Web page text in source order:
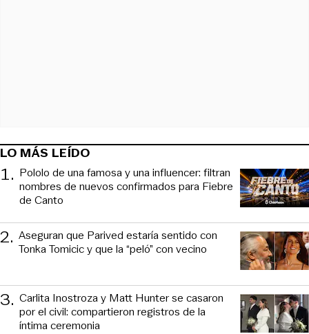
LO MÁS LEÍDO
1. Pololo de una famosa y una influencer: filtran
nombres de nuevos confirmados para Fiebre
de Canto
2. Aseguran que Parived estaría sentido con
Tonka Tomicic y que la “peló” con vecino
3. Carlita Inostroza y Matt Hunter se casaron
por el civil: compartieron registros de la
íntima ceremonia